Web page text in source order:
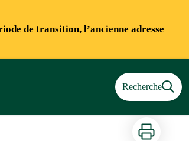
de transition, l’ancienne adresse
Recherche
Imprimer